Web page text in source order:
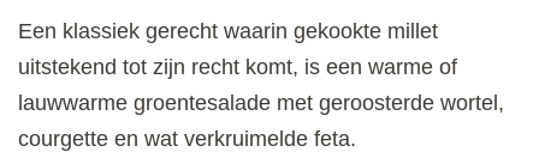
Een klassiek gerecht waarin gekookte millet
uitstekend tot zijn recht komt, is een warme of
lauwwarme groentesalade met geroosterde wortel,
courgette en wat verkruimelde feta.